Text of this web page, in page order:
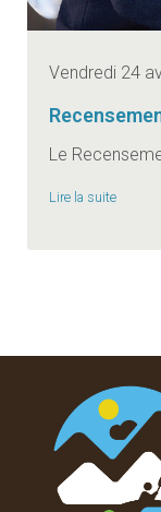
Vendredi 24
Le
Lire la suite